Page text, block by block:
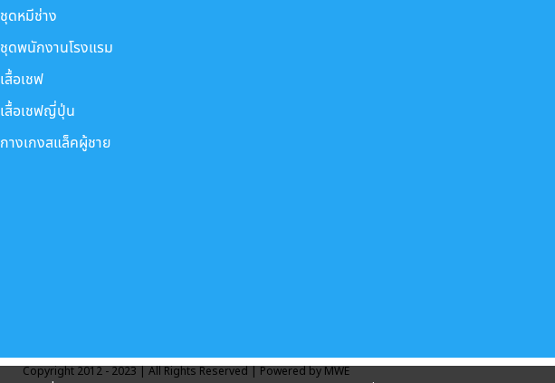
ชุดหมีช่าง
ชุดพนักงานโรงแรม
เสื้อเชฟ
เสื้อเชฟญี่ปุ่น
กางเกงสแล็คผู้ชาย
Copyright 2012 - 2023 | All Rights Reserved | Powered by MWE